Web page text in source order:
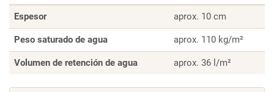
Espesor aprox. 10 cm
Peso saturado de agua aprox. 110 kg/m²
Volumen de retención de agua aprox. 36 l/m²